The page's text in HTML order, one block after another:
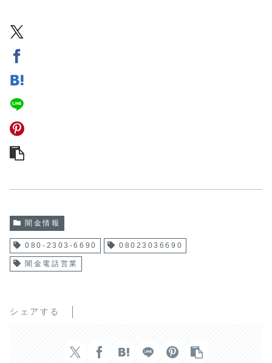
闇金情報
080-2303-6690 08023036690
闇金電話営業
シェアする